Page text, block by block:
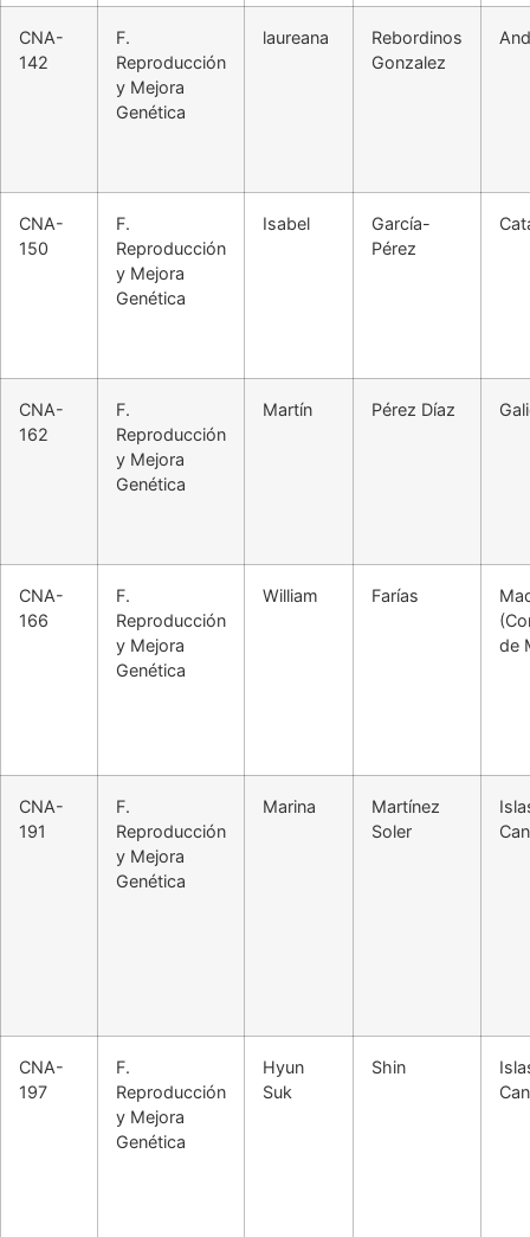
CNA-
142
F.
Reproducción
y Mejora
Genética
laureana
Rebordinos
Gonzalez
CNA-
150
F.
Reproducción
y Mejora
Genética
Isabel
García-
Pérez
CNA-
162
F.
Reproducción
y Mejora
Genética
Martín Pérez Díaz
CNA-
166
F.
Reproducción
y Mejora
Genética
William Farías
de
CNA-
191
F.
Reproducción
y Mejora
Genética
Marina
Martínez
Soler
CNA-
197
F.
Reproducción
y Mejora
Genética
Hyun
Suk
Shin